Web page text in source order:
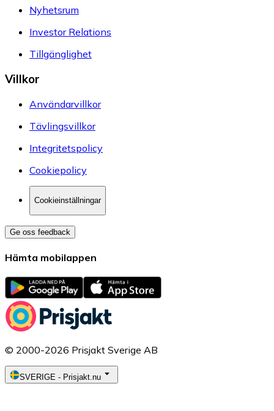
Nyhetsrum
Investor Relations
Tillgänglighet
Villkor
Användarvillkor
Tävlingsvillkor
Integritetspolicy
Cookiepolicy
Cookieinställningar
Ge oss feedback
Hämta mobilappen
© 2000-2026 Prisjakt Sverige AB
SVERIGE - Prisjakt.nu